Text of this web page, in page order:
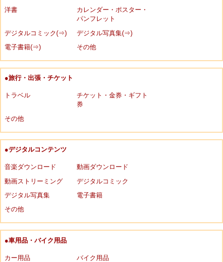
洋書
カレンダー・ポスター・
パンフレット
デジタルコミック(⇒)
デジタル写真集(⇒)
電子書籍(⇒)
その他
●旅行・出張・チケット
トラベル
チケット・金券・ギフト
券
その他
●デジタルコンテンツ
音楽ダウンロード
動画ダウンロード
動画ストリーミング
デジタルコミック
デジタル写真集
電子書籍
その他
●車用品・バイク用品
カー用品
バイク用品